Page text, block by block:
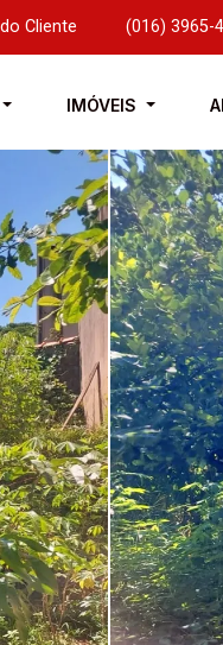
Cliente (016) 3965-
IMÓVEIS